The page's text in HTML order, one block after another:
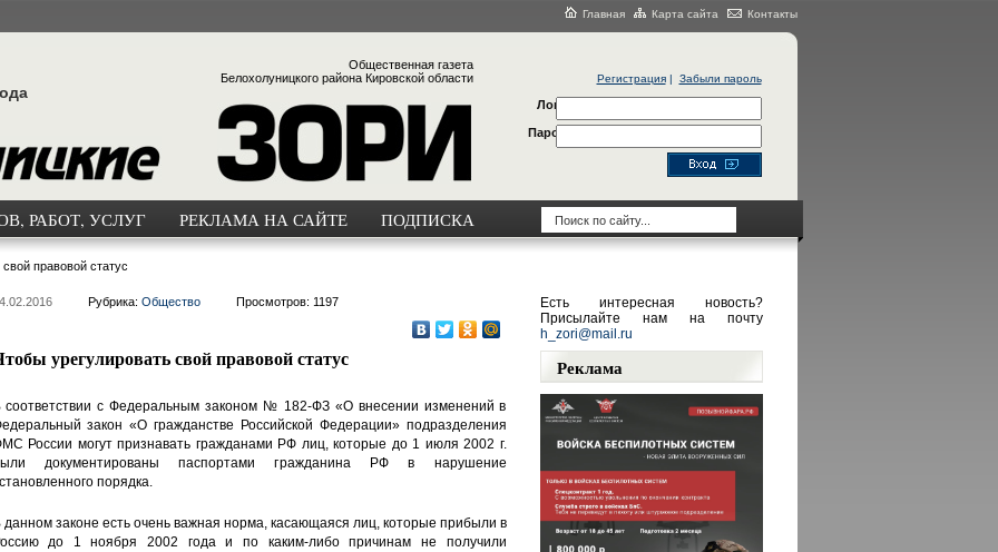
Главная Карта сайта Контакты
Общественная газета
Белохолуницкого района Кировской области
Регистрация| Забыли пароль
Логин
Пароль
РАБОТ, УСЛУГ РЕКЛАМА НА САЙТЕ ПОДПИСКА
правовой статус
Рубрика: Общество Просмотров: 1197
урегулировать свой правовой статус
соответствии с Федеральным законом № 182-ФЗ «О внесении изменений в
закон «О гражданстве Российской Федерации» подразделения
России могут признавать гражданами РФ лиц, которые до 1 июля 2002 г.
документированы паспортами гражданина РФ в нарушение
порядка.
данном законе есть очень важная норма, касающаяся лиц, которые прибыли в
до 1 ноября 2002 года и по каким-либо причинам не получили
Есть интересная новость?
Присылайте нам на почту
h_zori@mail.ru
Реклама